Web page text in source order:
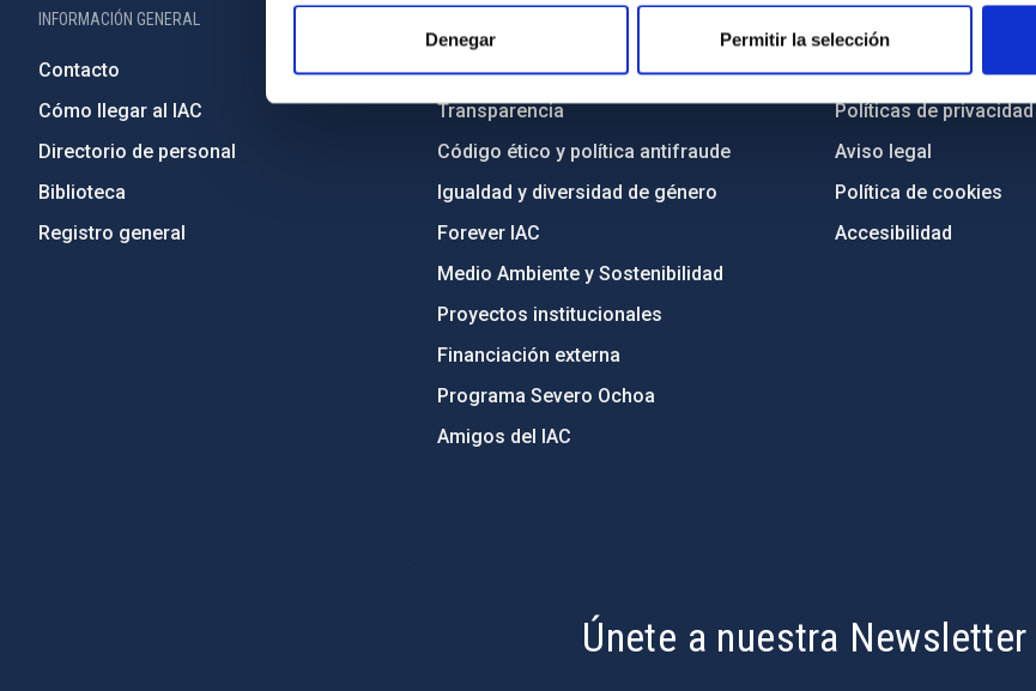
Denegar Permitir la selección
INFORMACIÓN GENERAL
Contacto
Cómo llegar al IAC
Directorio de personal
Biblioteca
Registro general
Legislación
Transparencia
Código ético y política antifraude
Igualdad y diversidad de género
Forever IAC
Medio Ambiente y Sostenibilidad
Proyectos institucionales
Financiación externa
Programa Severo Ochoa
Amigos del IAC
Mapa web
Políticas de privacidad
Aviso legal
Política de cookies
Accesibilidad
Únete a nuestra Newsletter